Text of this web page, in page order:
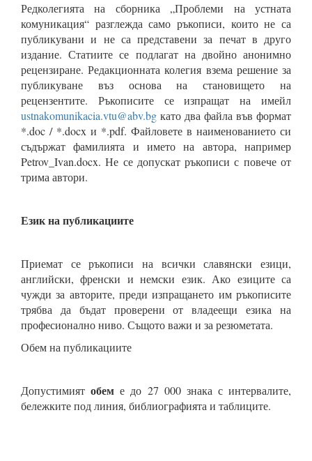
Редколегията на сборника „Проблеми на устната
комуникация“ разглежда само ръкописи, които не са
публикувани и не са представени за печат в друго
издание. Статиите се подлагат на двойно анонимно
рецензиране. Редакционната колегия взема решение за
публикуване въз основа на становището на
рецензентите. Ръкописите се изпращат на имейл
ustnakomunikacia.vtu@abv.bg като два файла във формат
*.doc / *.docx и *.pdf. Файловете в наименованието си
съдържат фамилията и името на автора, например
Petrov_Ivan.docx. Не се допускат ръкописи с повече от
трима автори.
Език на публикациите
Приемат се ръкописи на всички славянски езици,
английски, френски и немски език. Ако езиците са
чужди за авторите, преди изпращането им ръкописите
трябва да бъдат проверени от владеещи езика на
професионално ниво. Същото важи и за резюметата.
Обем на публикациите
Допустимиятобем е до 27 000 знака с интервалите,
бележките под линия, библиографията и таблиците.